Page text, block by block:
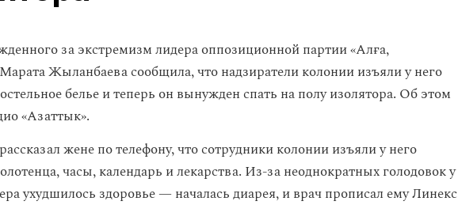
за экстремизм лидера оппозиционной партии «Алға,
Жыланбаева сообщила, что надзиратели колонии изъяли у него
белье и теперь он вынужден спать на полу изолятора. Об этом
«Азаттык».
жене по телефону, что сотрудники колонии изъяли у него
часы, календарь и лекарства. Из-за неоднократных голодовок у
ухудшилось здоровье — началась диарея, и врач прописал ему Линекс